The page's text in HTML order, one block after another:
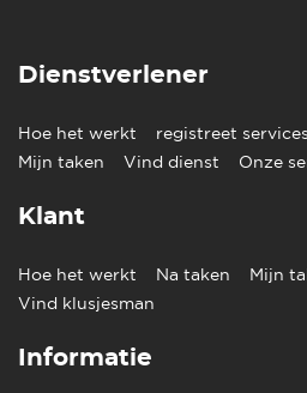
Dienstverlener
Hoe het werkt registreet services
Mijn taken
Vind dienst Onze
Klant
Hoe het werkt Na taken Mijn
Vind klusjesman
Informatie